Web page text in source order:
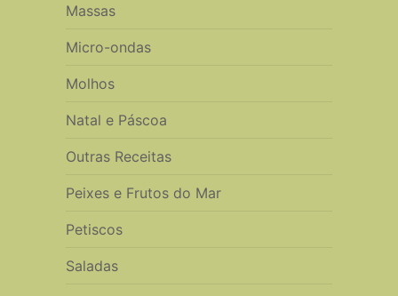
Massas
Micro-ondas
Molhos
Natal e Páscoa
Outras Receitas
Peixes e Frutos do Mar
Petiscos
Saladas